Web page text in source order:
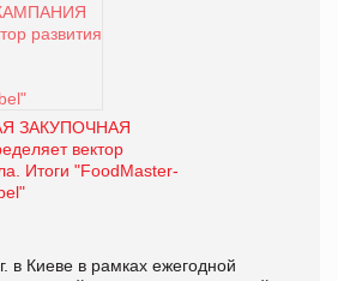
ЗАКУПОЧНАЯ
вектор
Итоги "FoodMaster-
в Киеве в рамках ежегодной